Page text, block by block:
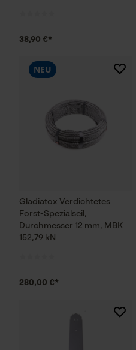
38,90 €*
Gladiatox Verdichtetes
Forst-Spezialseil,
Durchmesser 12 mm, MBK
152,79 kN
NEU
280,00 €*